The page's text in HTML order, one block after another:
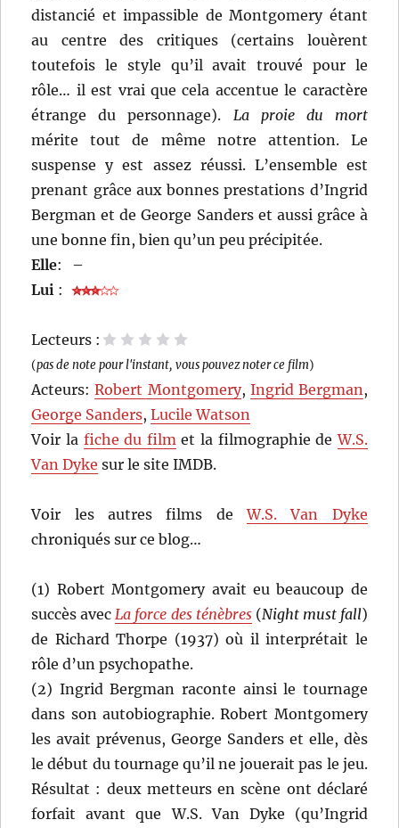
distancié et impassible de Montgomery étant
au centre des critiques (certains louèrent
toutefois le style qu’il avait trouvé pour le
rôle… il est vrai que cela accentue le caractère
étrange du personnage). La proie du mort
mérite tout de même notre attention. Le
suspense y est assez réussi. L’ensemble est
prenant grâce aux bonnes prestations d’Ingrid
Bergman et de George Sanders et aussi grâce à
une bonne fin, bien qu’un peu précipitée.
Elle:
–
Lui :
Lecteurs :
5 étoiles
4 étoiles
3 étoiles
2 étoiles
1 étoile
(pas de note pour l'instant, vous pouvez noter ce film)
Acteurs:Robert Montgomery, Ingrid Bergman ,
George Sanders,Lucile Watson
Voir la fiche du film et la filmographie deW.S.
Van Dyke sur le site IMDB.
Voir les autres films deW.S. Van Dyke
chroniqués sur ce blog…
(1) Robert Montgomery avait eu beaucoup de
succès avec La force des ténèbres(Night must fall)
de Richard Thorpe (1937) où il interprétait le
rôle d’un psychopathe.
(2) Ingrid Bergman raconte ainsi le tournage
dans son autobiographie. Robert Montgomery
les avait prévenus, George Sanders et elle, dès
le début du tournage qu’il ne jouerait pas le jeu.
Résultat : deux metteurs en scène ont déclaré
forfait avant que W.S. Van Dyke (qu’Ingrid